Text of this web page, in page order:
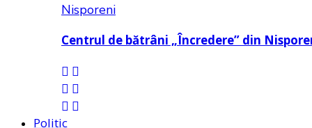
Nisporeni
Centrul de bătrâni „Încredere” din
Politic